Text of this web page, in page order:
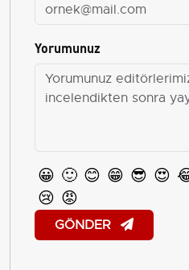
Yorumunuz
😀 🙂 😊 😁 😎 😍
😢 😡
GÖNDER